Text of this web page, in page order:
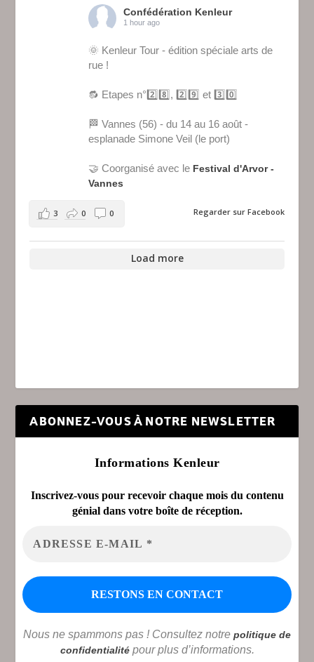
Confédération Kenleur
1 hour ago
🌞 Kenleur Tour - édition spéciale arts de
rue !
🔂 Etapes n°2️⃣8️⃣, 2️⃣9️⃣ et 3️⃣0️⃣
🏁 Vannes (56) - du 14 au 16 août -
esplanade Simone Veil (le port)
🤝 Coorganisé avec le Festival d'Arvor -
Vannes
Regarder sur Facebook
3 0 0
Load more
ABONNEZ-VOUS À NOTRE NEWSLETTER
Informations Kenleur
Inscrivez-vous pour recevoir chaque mois du contenu
génial dans votre boîte de réception.
Nous ne spammons pas ! Consultez notre politique de
confidentialitépour plus d’informations.